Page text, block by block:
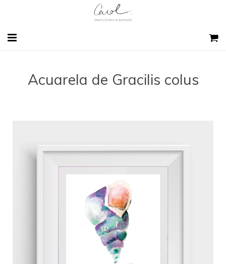
SOBRE MI
CONTACTO
Acuarela de Gracilis colus